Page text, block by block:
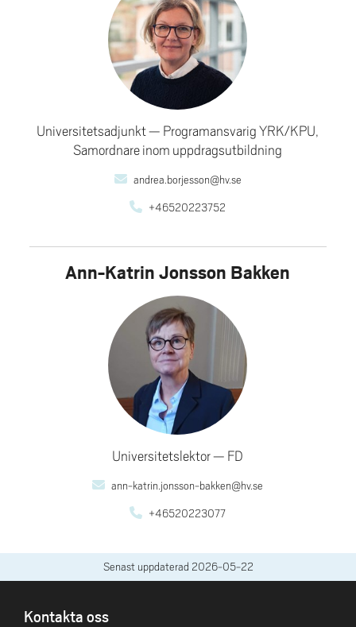
Universitetsadjunkt
Programansvarig YRK/KPU,
Samordnare inom uppdragsutbildning
andrea.borjesson@hv.se
+46520223752
Ann-Katrin Jonsson Bakken
Universitetslektor FD
ann-katrin.jonsson-bakken@hv.se
+46520223077
Senast uppdaterad 2026-05-22
Kontakta oss